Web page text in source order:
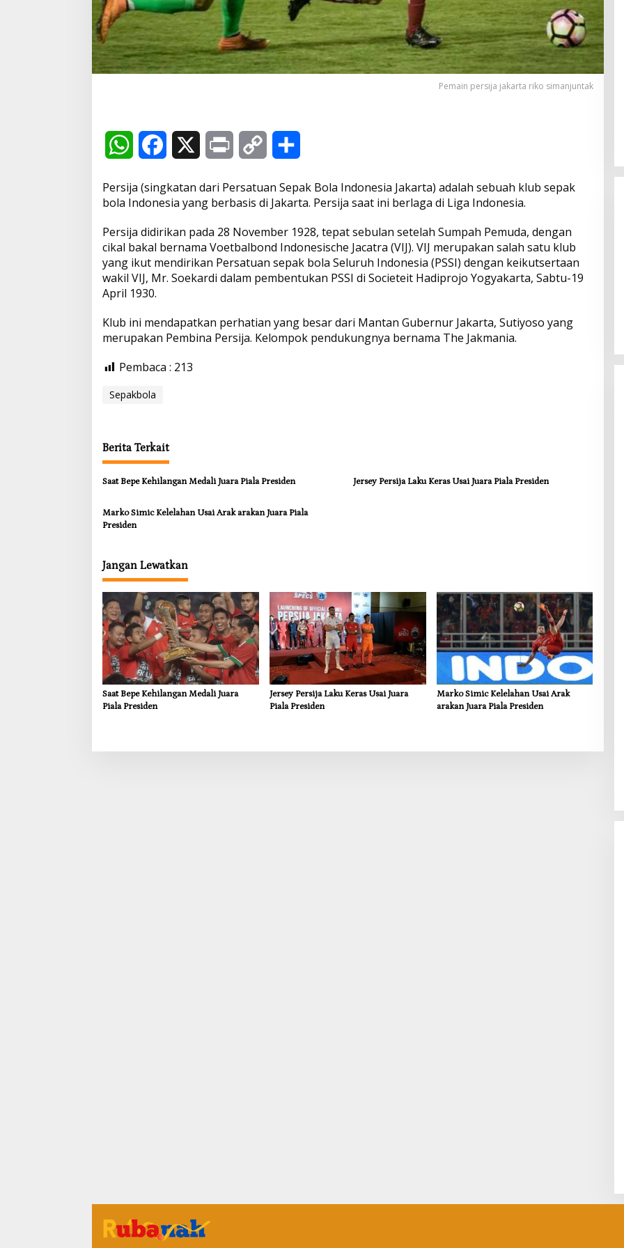
n
e
s
i
a
P
j
a
k
a
t
a
Pemain persija jakarta riko simanjuntak
W
a
t
s
A
p
c
e
b
o
k
i
n
t
p
y
L
i
k
a
r
e
Persija (singkatan dari Persatuan Sepak Bola Indonesia Jakarta) adalah sebuah klub sepak
bola Indonesia yang berbasis di Jakarta. Persija saat ini berlaga di Liga Indonesia.
Persija didirikan pada 28 November 1928, tepat sebulan setelah Sumpah Pemuda, dengan
cikal bakal bernama Voetbalbond Indonesische Jacatra (VIJ). VIJ merupakan salah satu klub
yang ikut mendirikan Persatuan sepak bola Seluruh Indonesia (PSSI) dengan keikutsertaan
wakil VIJ, Mr. Soekardi dalam pembentukan PSSI di Societeit Hadiprojo Yogyakarta, Sabtu-19
April 1930.
Klub ini mendapatkan perhatian yang besar dari Mantan Gubernur Jakarta, Sutiyoso yang
merupakan Pembina Persija. Kelompok pendukungnya bernama The Jakmania.
Pembaca : 213
Sepakbola
Berita Terkait
Saat Bepe Kehilangan Medali Juara Piala Presiden Jersey Persija Laku Keras Usai Juara Piala Presiden
Marko Simic Kelelahan Usai Arak arakan Juara Piala
Presiden
Jangan Lewatkan
Saat Bepe Kehilangan Medali Juara
Piala Presiden
Jersey Persija Laku Keras Usai Juara
Piala Presiden
Marko Simic Kelelahan Usai Arak
arakan Juara Piala Presiden
Bangun Drainase di Bukit Payung,
Menyentuh Kebutuhan Dasar